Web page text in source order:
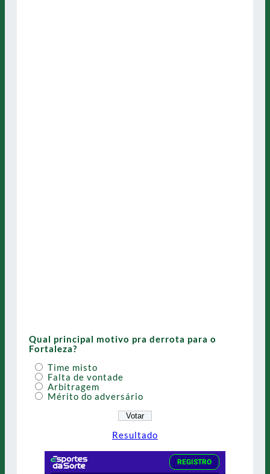
Qual principal motivo pra derrota para o
Fortaleza?
Time misto
Falta de vontade
Arbitragem
Mérito do adversário
Resultado